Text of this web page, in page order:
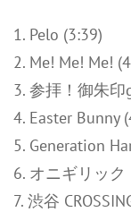
1. Pelo (3:39)
2. Me! Me! Me!
3. 参拝！御朱
4. Easter Bunny
5. Generation
6. オニギリッ
7. 渋谷